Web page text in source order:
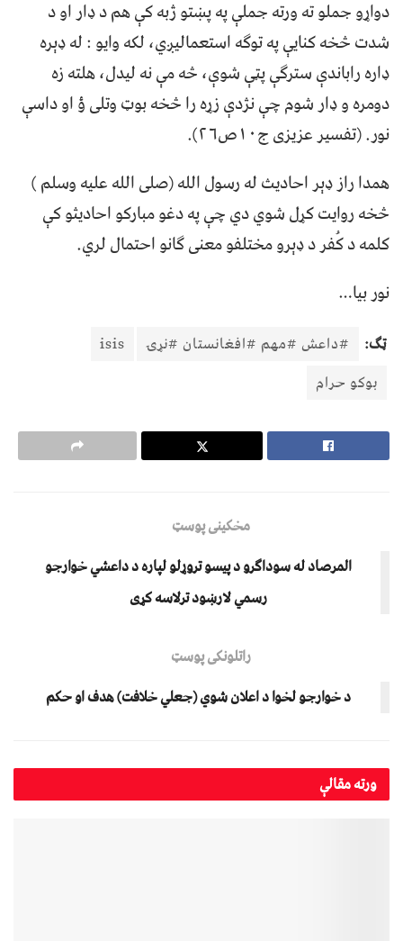
دواړو جملو ته ورته جملې په پښتو ژبه کې هم د ډار او د
شدت څخه کنایې په توګه استعمالیږي، لکه وایو : له ډېره
ډاره راباندې سترګې پټې شوې، څه مې نه لیدل، هلته زه
دومره و ډار شوم چې نژدې زړه را څخه بوټ وتلی ؤ او داسې
نور. (تفسیر عزیزی ج۱۰ص۲۶).
همدا راز ډېر احادیث له رسول الله (صلی الله علیه وسلم )
څخه روایت کړل شوي دي چې په دغو مبارکو احادیثو کې
کلمه د کُفر د ډېرو مختلفو معنی ګانو احتمال لري.
نور بیا…
ټګ: #داعش #مهم #افغانستان #نړۍ
isis
بوکو حرام
مخکینی پوسټ
المرصاد له سوداګرو د پیسو تروړلو لپاره د داعشي خوارجو
رسمي لارښود ترلاسه کړی
راتلونکی پوسټ
د خوارجو لخوا د اعلان شوي (جعلي خلافت) هدف او حکم
ورتهمقالې